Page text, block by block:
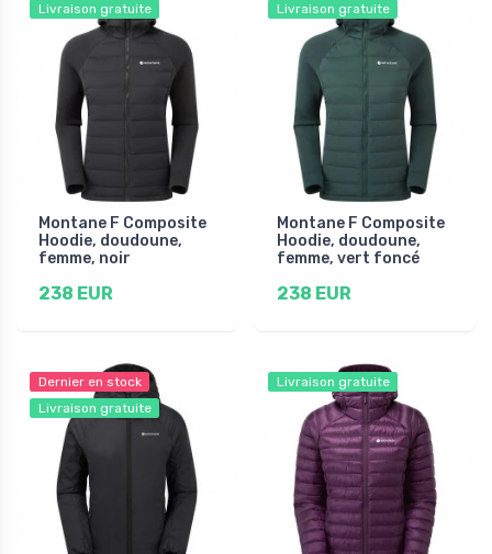
Livraison gratuite
Montane F Composite
Hoodie, doudoune,
femme, noir
238 EUR
Livraison gratuite
Montane F Composite
Hoodie, doudoune,
femme, vert foncé
238 EUR
Dernier en stock
Livraison gratuite
Livraison gratuite